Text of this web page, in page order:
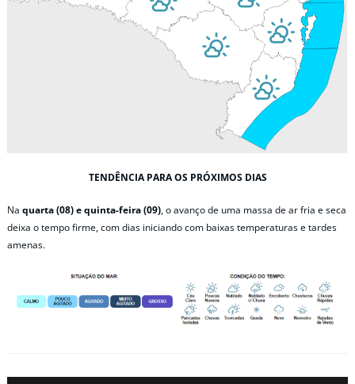
TENDÊNCIA PARA OS PRÓXIMOS DIAS
Na quarta (08) e quinta-feira (09), o avanço de uma massa de ar fria e seca
deixa o tempo firme, com dias iniciando com baixas temperaturas e tardes
amenas.